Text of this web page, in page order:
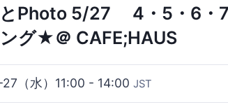
Photo 5/27 4・5・6・
グ★＠ CAFE;HAUS
（水）11:00 - 14:00 JST